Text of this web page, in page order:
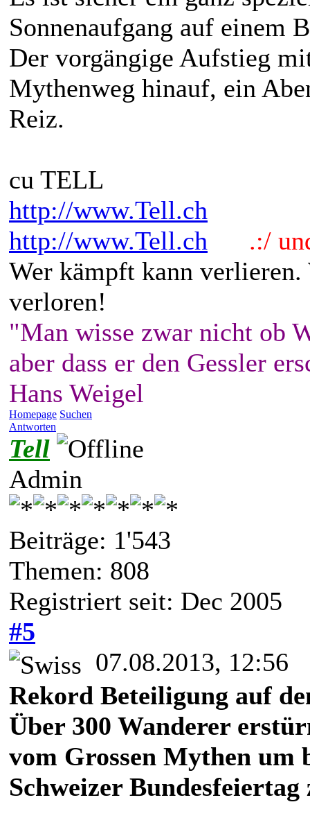
Sonnenaufgang auf einem
Der vorgängige Aufstieg
Mythenweg hinauf, ein
Reiz.
cu TELL
http://www.Tell.ch
http://www.Tell.ch
.:/
Wer kämpft kann
verloren!
"Man wisse zwar nicht ob
aber dass er den Gessler
Hans Weigel
Homepage Suchen
Antworten
Tell
Admin
Beiträge: 1'543
Themen: 808
Registriert seit: Dec 2005
#5
07.08.2013, 12:56
Rekord Beteiligung auf
Über 300 Wanderer
vom Grossen Mythen um
Schweizer